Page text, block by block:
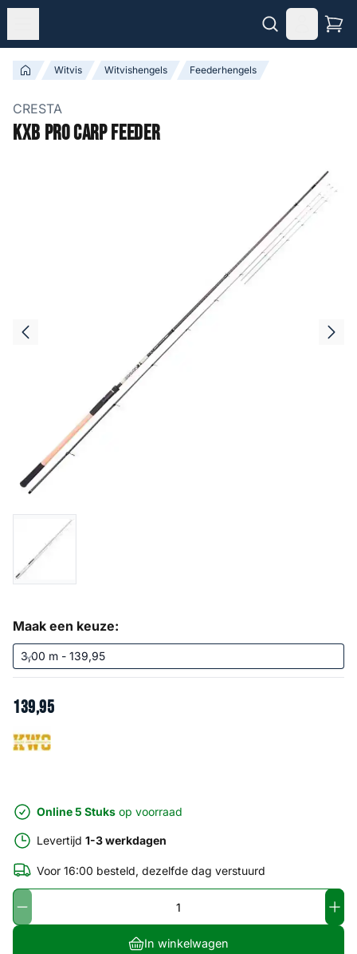
Witvis Witvishengels Feederhengels
CRESTA
KXB Pro Carp Feeder
Maak een keuze:
139,95
Online 5 Stuks op voorraad
Levertijd 1-3 werkdagen
Voor 16:00 besteld, dezelfde dag verstuurd
In winkelwagen